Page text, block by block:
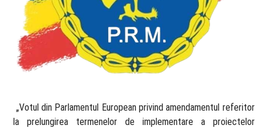
​ „Votul din Parlamentul European privind amendamentul referitor
la prelungirea termenelor de implementare a proiectelor